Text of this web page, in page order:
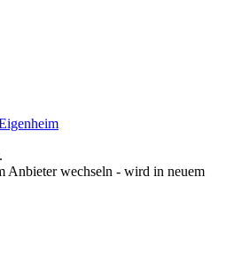
Anbieter wechseln - wird in neuem